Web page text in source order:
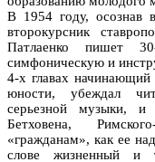
В 1954 году, осознав
второкурсник
Патлаенко пишет
симфоническую и
4-х главах начинающий
юности, убеждал
серьезной музыки, и
Бетховена,
«гражданам», как ее
слове жизненный и